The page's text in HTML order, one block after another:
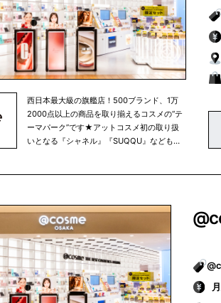
西日本最大級の旗艦店！500ブランド、1万
2000点以上の商品を取り揃えるコスメの“テ
ーマパーク”です★アットコスメ初の取り扱
いとなる『シャネル』『SUQQU』などもラ
くさん比べて、自由に試して、新しいコスメ
との出会いを体験いただけます。